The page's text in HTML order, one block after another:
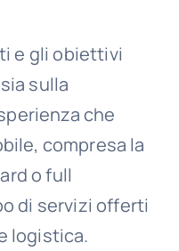
e gli obiettivi
sulla
che
compresa la
o full
di servizi offerti
logistica.